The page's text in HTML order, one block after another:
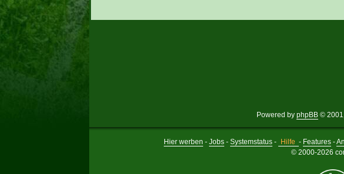
Powered by phpBB ©
Hier werben - Jobs- Systemstatus- Hilfe - Features -
© 2000-2026